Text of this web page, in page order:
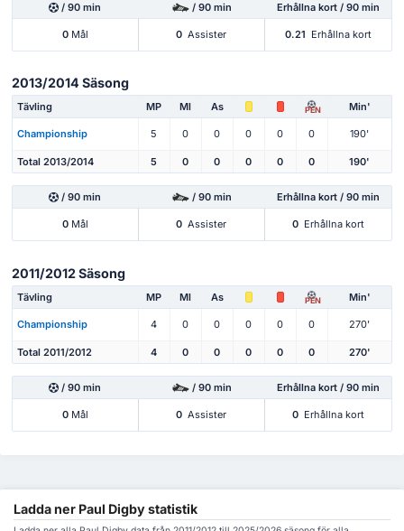
/ 90 min / 90 min Erhållna kort / 90 min
0Mål 0 Assister 0.21 Erhållna kort
2013/2014 Säsong
Tävling MP Ml As PEN Min'
Championship 5 0 0 0 0 0 190'
Total 2013/2014 5 0 0 0 0 0 190'
/ 90 min / 90 min Erhållna kort / 90 min
0Mål 0 Assister 0 Erhållna kort
2011/2012 Säsong
Tävling MP Ml As PEN Min'
Championship 4 0 0 0 0 0 270'
Total 2011/2012 4 0 0 0 0 0 270'
/ 90 min / 90 min Erhållna kort / 90 min
0Mål 0 Assister 0 Erhållna kort
Ladda ner Paul Digby statistik